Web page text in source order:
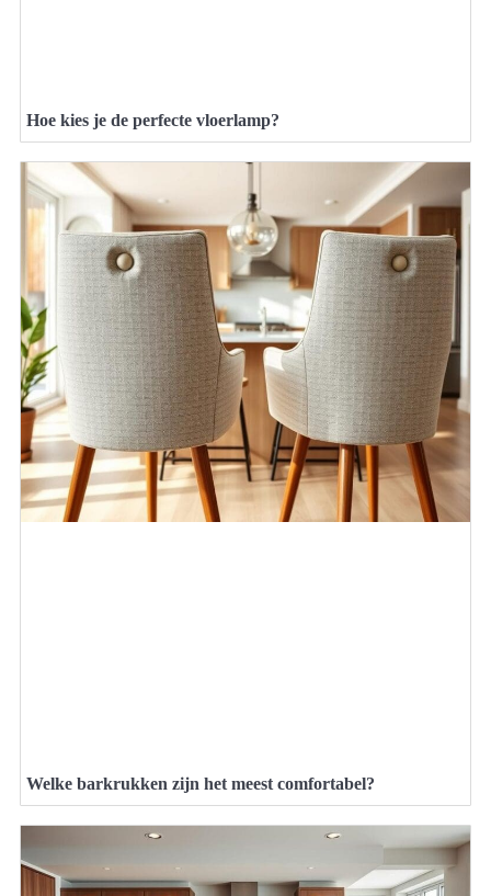
Hoe kies je de perfecte vloerlamp?
Welke barkrukken zijn het meest comfortabel?